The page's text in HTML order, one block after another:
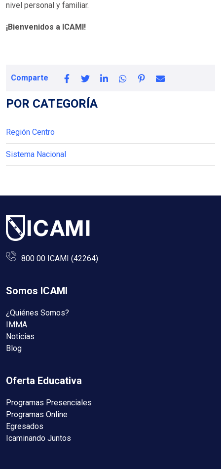
nivel personal y familiar.
¡Bienvenidos a ICAMI!
Comparte
POR CATEGORÍA
Región Centro
Sistema Nacional
800 00 ICAMI (42264)
Somos ICAMI
¿Quiénes Somos?
IMMA
Noticias
Blog
Oferta Educativa
Programas Presenciales
Programas Online
Egresados
Icaminando Juntos